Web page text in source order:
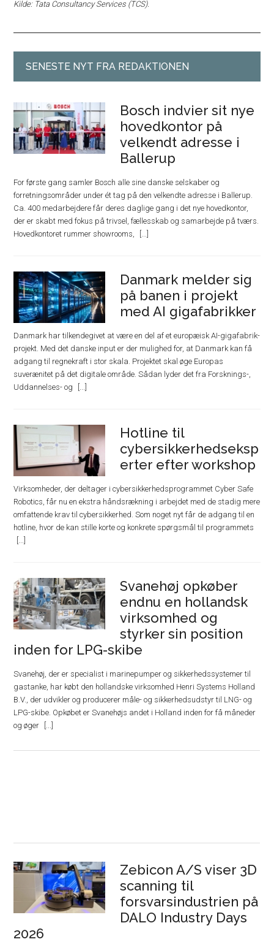
Kilde: Tata Consultancy Services (TCS).
SENESTE NYT FRA REDAKTIONEN
Bosch indvier sit nye
hovedkontor på
velkendt adresse i
Ballerup
For første gang samler Bosch alle sine danske selskaber og
forretningsområder under ét tag på den velkendte adresse i Ballerup.
Ca. 400 medarbejdere får deres daglige gang i det nye hovedkontor,
der er skabt med fokus på trivsel, fællesskab og samarbejde på tværs.
Hovedkontoret rummer showrooms,
Danmark melder sig
på banen i projekt
med AI gigafabrikker
Danmark har tilkendegivet at være en del af et europæisk AI-gigafabrik-
projekt. Med det danske input er der mulighed for, at Danmark kan få
adgang til regnekraft i stor skala. Projektet skal øge Europas
suverænitet på det digitale område. Sådan lyder det fra Forsknings-,
Uddannelses- og
Hotline til
cybersikkerhedseksp
erter efter workshop
Virksomheder, der deltager i cybersikkerhedsprogrammet Cyber Safe
Robotics, får nu en ekstra håndsrækning i arbejdet med de stadig mere
omfattende krav til cybersikkerhed. Som noget nyt får de adgang til en
hotline, hvor de kan stille korte og konkrete spørgsmål til programmets
Svanehøj opkøber
endnu en hollandsk
virksomhed og
styrker sin position
inden for LPG-skibe
Svanehøj, der er specialist i marinepumper og sikkerhedssystemer til
gastanke, har købt den hollandske virksomhed Henri Systems Holland
B.V., der udvikler og producerer måle- og sikkerhedsudstyr til LNG- og
LPG-skibe. Opkøbet er Svanehøjs andet i Holland inden for få måneder
og øger
Zebicon A/S viser 3D
scanning til
forsvarsindustrien på
DALO Industry Days
2026